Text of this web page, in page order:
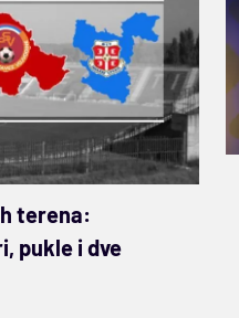
terena:
pukle i dve